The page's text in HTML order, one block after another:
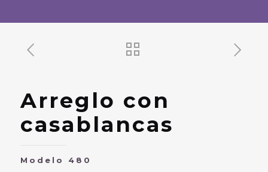
Arreglo con
casablancas
Modelo 480